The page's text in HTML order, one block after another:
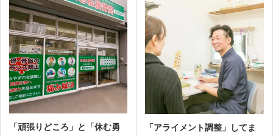
「頑張りどころ」と「休む勇
「アライメント調整」してま